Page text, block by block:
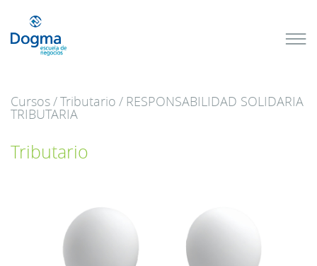
Cursos/Tributario / RESPONSABILIDAD SOLIDARIA
TRIBUTARIA
Tributario
próximos
TRIBUTACIÓN